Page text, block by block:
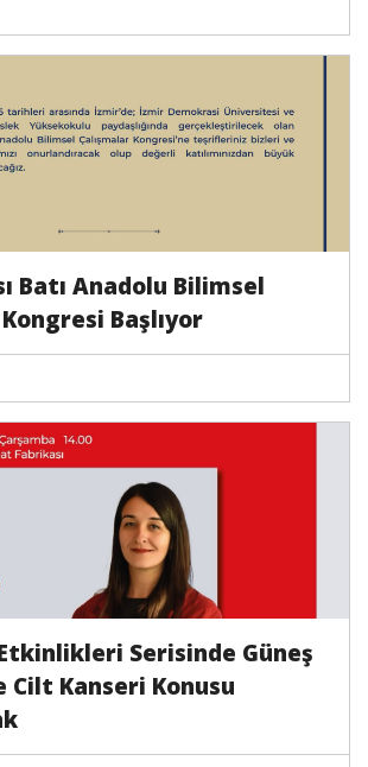
Batı Anadolu Bilimsel
Başlıyor
Serisinde Güneş
Cilt Kanseri Konusu